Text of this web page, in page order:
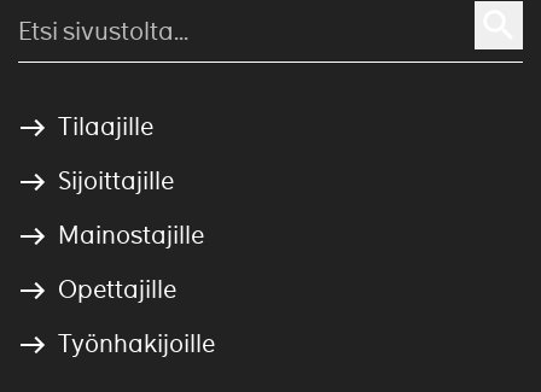
Tilaajille
Sijoittajille
Mainostajille
Opettajille
Työnhakijoille